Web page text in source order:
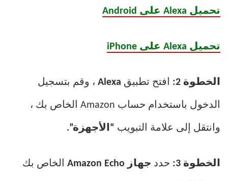
تحميل Alexa على Android
تحميل Alexa على iPhone
الخطوة 2: افتح تطبيق Alexa ، وقم بتسجيل
الدخول باستخدام حساب Amazon الخاص بك ،
وانتقل إلى علامة التبويب “الأجهزة”.
الخطوة 3: حدد جهاز Amazon Echo الخاص بك